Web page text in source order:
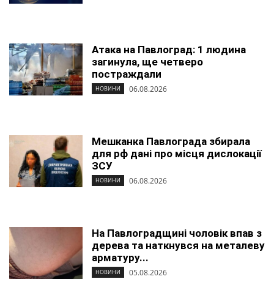
Атака на Павлоград: 1 людина
загинула, ще четверо
постраждали
НОВИНИ 06.08.2026
Мешканка Павлограда збирала
для рф дані про місця дислокації
ЗСУ
НОВИНИ 06.08.2026
На Павлоградщині чоловік впав з
дерева та наткнувся на металеву
арматуру...
НОВИНИ 05.08.2026